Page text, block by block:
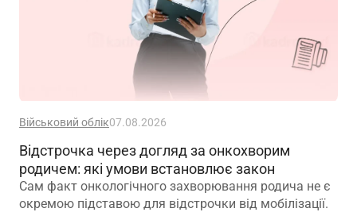
Військовий облік07.08.2026
Відстрочка через догляд за онкохворим
родичем: які умови встановлює закон
Сам факт онкологічного захворювання родича не є
окремою підставою для відстрочки від мобілізації.